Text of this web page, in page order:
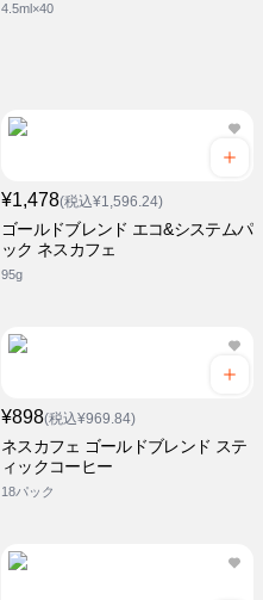
4.5ml×40
¥1,478(税込¥1,596.24)
ゴールドブレンド エコ&システムパ
ック ネスカフェ
95g
¥898(税込¥969.84)
ネスカフェ ゴールドブレンド ステ
ィックコーヒー
18パック